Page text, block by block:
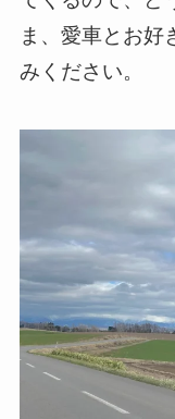
ま、愛車とお好
みください。